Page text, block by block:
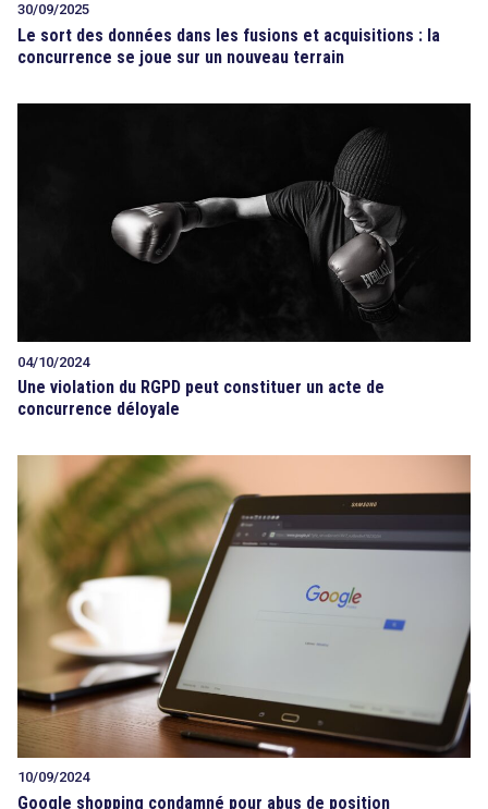
30/09/2025
Le sort des données dans les fusions et acquisitions : la
concurrence se joue sur un nouveau terrain
04/10/2024
Une violation du RGPD peut constituer un acte de
concurrence déloyale
10/09/2024
Google shopping condamné pour abus de position